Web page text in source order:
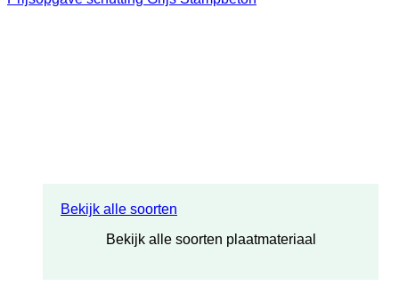
Bekijk alle soorten
Bekijk alle soorten plaatmateriaal